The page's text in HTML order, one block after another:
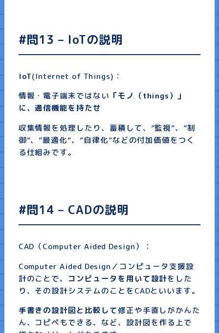
#問13 – IoTの説明
IoT(Internet of Things)：
情報・電子端末ではない 「モノ（things）」
に、通信機能を持たせ
収集情報を処理したり、蓄積して、”監視”、”制
御”、”最適化”、”自律化”などの付加価値をつく
る仕組みです。
#問14 – CADの説明
CAD（Computer Aided Design）：
Computer Aided Design／コンピュータ支援設
計のことで、 コンピュータを用いて設計をした
り、その設計システムのことをCADといいます。
手書きの設計図と比較して修正や手直しがかんた
ん、コピペもできる、など、設計図を作る上で